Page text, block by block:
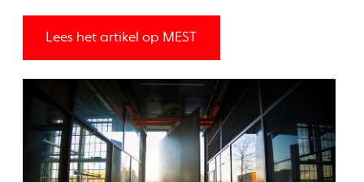
Lees het artikel op MEST